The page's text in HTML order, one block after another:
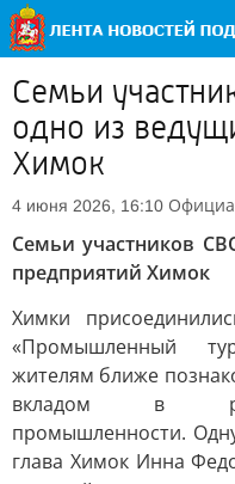
Семьи
одно из
Химок
4 июня 2026, 16:10
Семьи участников
предприятий Химок
Химки
«Промышленный
жителям ближе
вкладом в
промышленности.
глава Химок Инна